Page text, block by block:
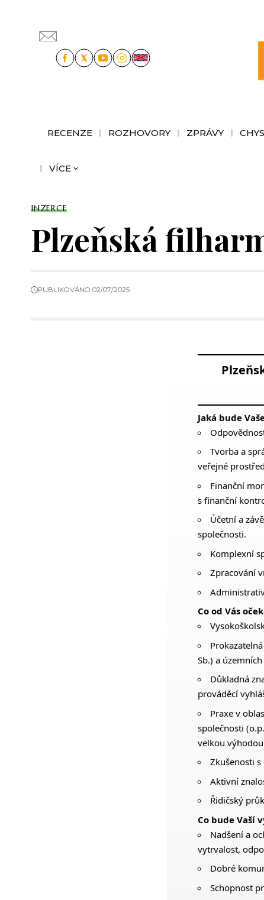
RECENZE ROZHOVORY ZPRÁVY
VÍCE
INZERCE
Plzeňská
PUBLIKOVÁNO 02/07/2025
Jaká bude
Tvorba a
veřejné
Finanční
s finanční
Účetní a
společnosti.
Komplexní
Zpracování
Co od Vás
Sb.) a
Důkladná
prováděcí
Praxe v
společnosti
velkou
Zkušenosti
Aktivní
Řidičský
Co bude Vaší
Nadšení a
vytrvalost,
Dobré
Schopnost